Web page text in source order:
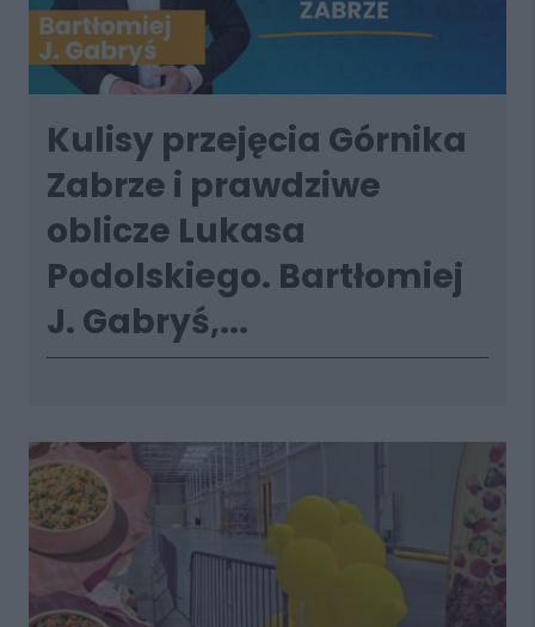
Kulisy przejęcia Górnika
Zabrze i prawdziwe
oblicze Lukasa
Podolskiego. Bartłomiej
J. Gabryś,...